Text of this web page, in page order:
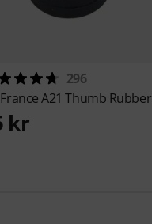
296
A21 Thumb Rubber
kr